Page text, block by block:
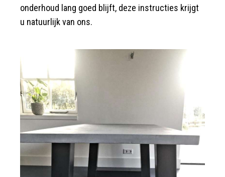
onderhoud lang goed blijft, deze instructies krijgt
u natuurlijk van ons.